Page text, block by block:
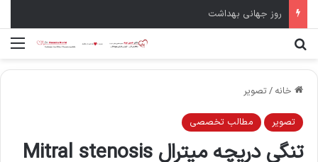
روز جهانی بهداشت
خانه / تصویر
تصویر مطالب تخصصی
تنگی دریچه میترال Mitral stenosis